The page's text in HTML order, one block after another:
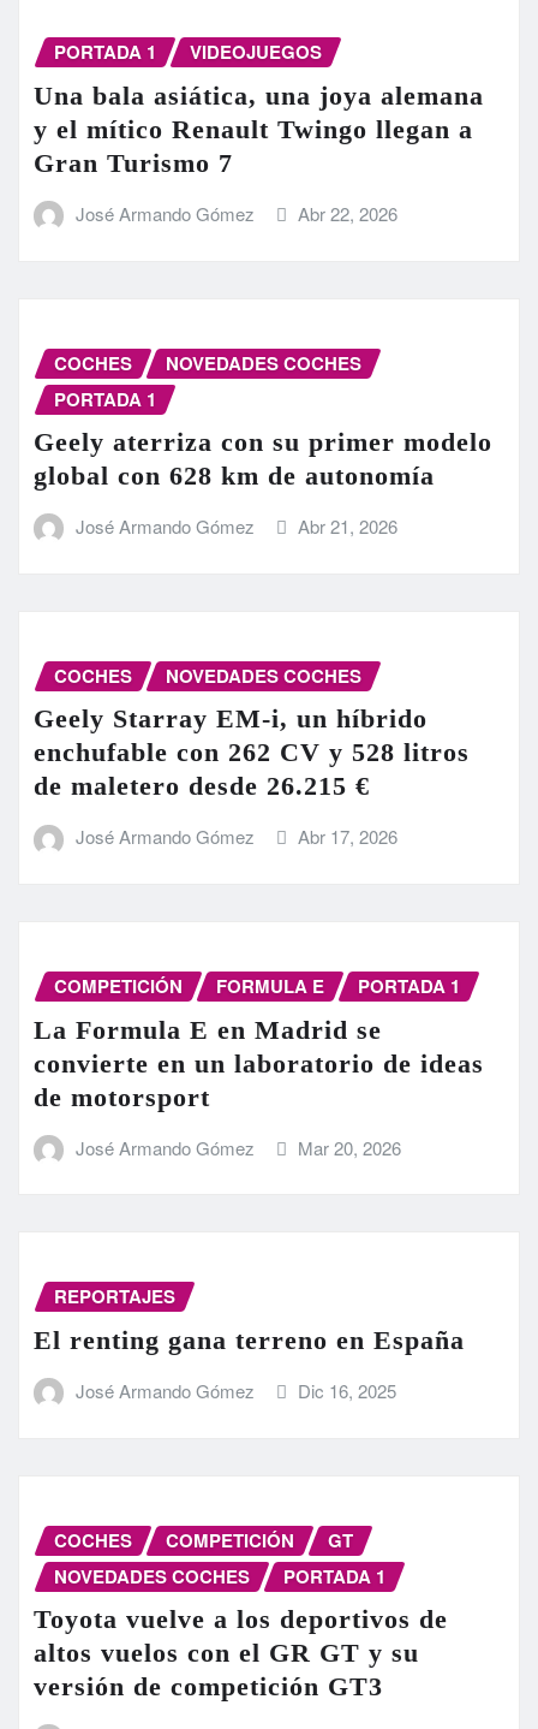
PORTADA 1 VIDEOJUEGOS
Una bala asiática, una joya alemana
y el mítico Renault Twingo llegan a
Gran Turismo 7
José Armando Gómez Abr 22, 2026
COCHES
NOVEDADES COCHES
PORTADA 1
Geely aterriza con su primer modelo
global con 628 km de autonomía
José Armando Gómez Abr 21, 2026
COCHES NOVEDADES COCHES
Geely Starray EM-i, un híbrido
enchufable con 262 CV y 528 litros
de maletero desde 26.215 €
José Armando Gómez Abr 17, 2026
COMPETICIÓN FORMULA E PORTADA 1
La Formula E en Madrid se
convierte en un laboratorio de ideas
de motorsport
José Armando Gómez Mar 20, 2026
REPORTAJES
El renting gana terreno en España
José Armando Gómez Dic 16, 2025
COCHES COMPETICIÓN
GT
NOVEDADES COCHES
PORTADA 1
Toyota vuelve a los deportivos de
altos vuelos con el GR GT y su
versión de competición GT3